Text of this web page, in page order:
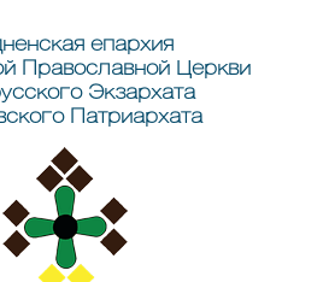
епархия
Православной Церкви
Экзархата
Патриархата